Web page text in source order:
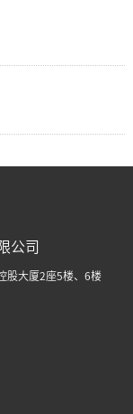
公司
股大厦2座5楼、6楼